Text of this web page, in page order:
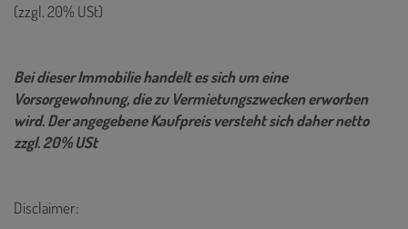
(zzgl. 20% USt)
Bei dieser Immobilie handelt es sich um eine
Vorsorgewohnung, die zu Vermietungszwecken erworben
wird. Der angegebene Kaufpreis versteht sich daher netto
zzgl. 20% USt
Disclaimer: